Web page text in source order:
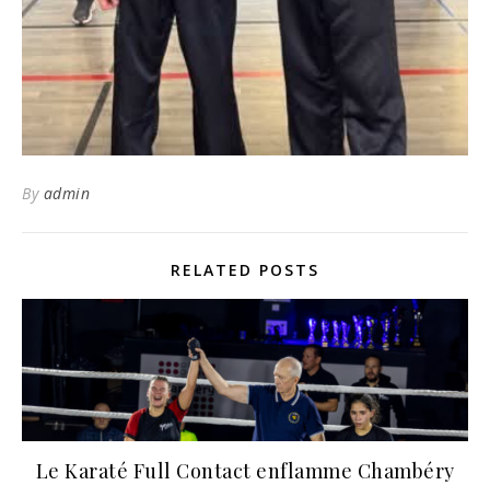
By admin
RELATED POSTS
Le Karaté Full Contact enflamme Chambéry